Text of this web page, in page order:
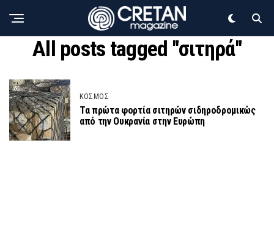
All posts tagged "σιτηρά"
ΚΟΣΜΟΣ
Τα πρώτα φορτία σιτηρών σιδηροδρομικώς
από την Ουκρανία στην Ευρώπη